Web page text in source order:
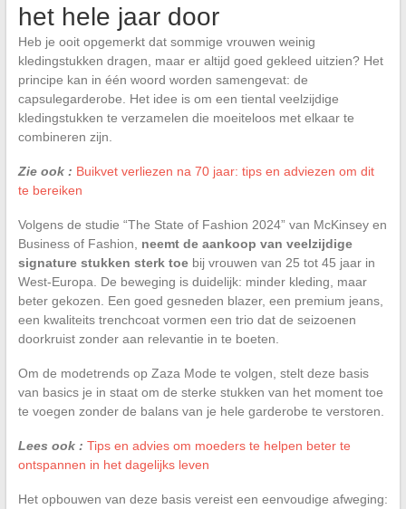
het hele jaar door
Heb je ooit opgemerkt dat sommige vrouwen weinig
kledingstukken dragen, maar er altijd goed gekleed uitzien? Het
principe kan in één woord worden samengevat: de
capsulegarderobe. Het idee is om een tiental veelzijdige
kledingstukken te verzamelen die moeiteloos met elkaar te
combineren zijn.
Zie ook : Buikvet verliezen na 70 jaar: tips en adviezen om dit
te bereiken
Volgens de studie “The State of Fashion 2024” van McKinsey en
Business of Fashion, neemt de aankoop van veelzijdige
signature stukken sterk toebij vrouwen van 25 tot 45 jaar in
West-Europa. De beweging is duidelijk: minder kleding, maar
beter gekozen. Een goed gesneden blazer, een premium jeans,
een kwaliteits trenchcoat vormen een trio dat de seizoenen
doorkruist zonder aan relevantie in te boeten.
Om de modetrends op Zaza Mode te volgen, stelt deze basis
van basics je in staat om de sterke stukken van het moment toe
te voegen zonder de balans van je hele garderobe te verstoren.
Lees ook : Tips en advies om moeders te helpen beter te
ontspannen in het dagelijks leven
Het opbouwen van deze basis vereist een eenvoudige afweging: